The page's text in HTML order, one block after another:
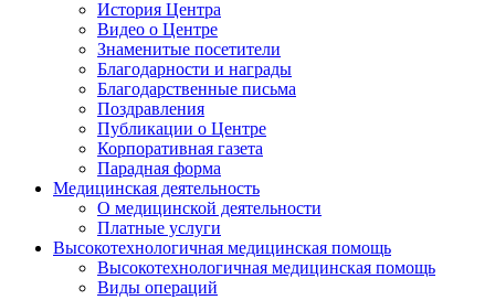
История Центра
Видео о Центре
Знаменитые посетители
Благодарности и награды
Благодарственные письма
Поздравления
Публикации о Центре
Корпоративная газета
Парадная форма
Медицинская деятельность
О медицинской деятельности
Платные услуги
Высокотехнологичная медицинская помощь
Высокотехнологичная медицинская помощь
Виды операций